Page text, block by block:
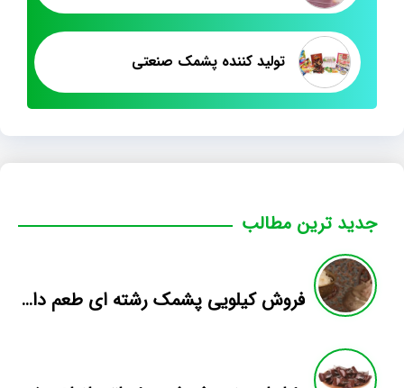
تولید کننده پشمک صنعتی
جدید ترین مطالب
فروش کیلویی پشمک رشته ای طعم دار میوه